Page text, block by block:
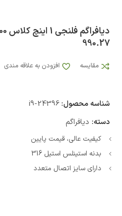
990.27
مقایسه افزودن به علاقه مندی
شناسه محصول: i9-24396
دسته: دیافراگم
کیفیت عالی، قیمت پایین
بدنه استینلس استیل 316
دارای سایز اتصال متعدد